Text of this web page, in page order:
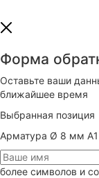
Форма
Оставьте ваши
ближайшее время
Выбранная позиция
Арматура Ø 8 мм А1
более символов и